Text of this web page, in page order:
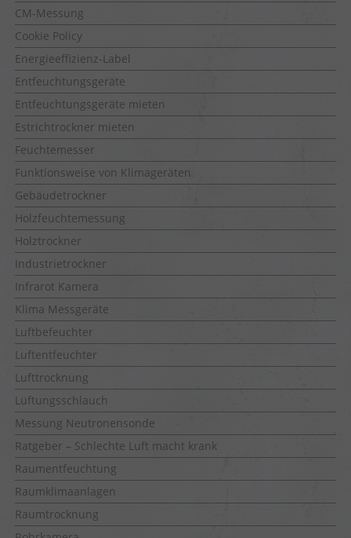
CM-Messung
Cookie Policy
Energieeffizienz-Label
Entfeuchtungsgeräte
Entfeuchtungsgeräte mieten
Estrichtrockner mieten
Feuchtemesser
Funktionsweise von Klimageräten
Gebäudetrockner
Holzfeuchtemessung
Holztrockner
Industrietrockner
Infrarot Kamera
Klima Messgeräte
Luftbefeuchter
Luftentfeuchter
Lufttrocknung
Lüftungsschlauch
Messung Neutronensonde
Ratgeber – Schlechte Luft macht krank
Raumentfeuchtung
Raumklimaanlagen
Raumtrocknung